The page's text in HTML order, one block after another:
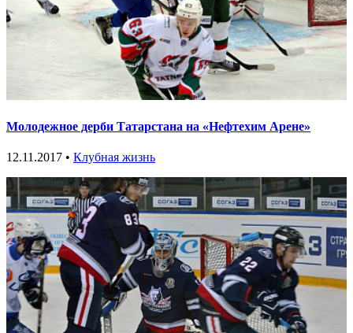
Молодежное дерби Татарстана на «Нефтехим Арене»
12.11.2017 • Клубная жизнь